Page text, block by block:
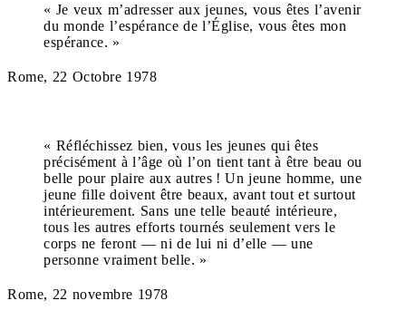
« Je veux m’adresser aux jeunes, vous êtes l’avenir
du monde l’espérance de l’Église, vous êtes mon
espérance. »
Rome, 22 Octobre 1978
« Réfléchissez bien, vous les jeunes qui êtes
précisément à l’âge où l’on tient tant à être beau ou
belle pour plaire aux autres ! Un jeune homme, une
jeune fille doivent être beaux, avant tout et surtout
intérieurement. Sans une telle beauté intérieure,
tous les autres efforts tournés seulement vers le
corps ne feront — ni de lui ni d’elle — une
personne vraiment belle. »
Rome, 22 novembre 1978